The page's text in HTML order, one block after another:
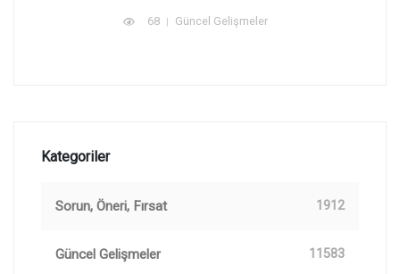
68 Güncel Gelişmeler
Kategoriler
Sorun, Öneri, Fırsat 1912
Güncel Gelişmeler 11583